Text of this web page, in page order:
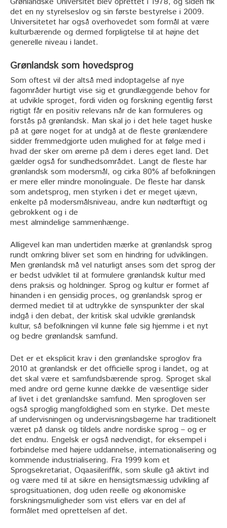
det en ny styrelseslov og sin første bestyrelse i 2009.
Universitetet har også overhovedet som formål at være
kulturbærende og dermed forpligtelse til at højne det
generelle niveau i landet.
Grønlandsk som hovedsprog
Som oftest vil der altså med indoptagelse af nye
fagområder hurtigt vise sig et grundlæggende behov for
at udvikle sproget, fordi viden og forskning egentlig først
rigtigt får en positiv relevans når de kan formuleres og
forstås på grønlandsk. Man skal jo i det hele taget huske
på at gøre noget for at undgå at de fleste grønlændere
sidder fremmedgjorte uden mulighed for at følge med i
hvad der sker om ørerne på dem i deres eget land. Det
gælder også for sundhedsområdet. Langt de fleste har
grønlandsk som modersmål, og cirka 80% af befolkningen
er mere eller mindre monolinguale. De fleste har dansk
som andetsprog, men styrken i det er meget ujævn,
enkelte på modersmålsniveau, andre kun nødtørftigt og
gebrokkent og i de
mest almindelige sammenhænge.
Alligevel kan man undertiden mærke at grønlandsk sprog
rundt omkring bliver set som en hindring for udviklingen.
Men grønlandsk må vel naturligt anses som det sprog der
er bedst udviklet til at formulere grønlandsk kultur med
dens praksis og holdninger. Sprog og kultur er formet af
hinanden i en gensidig proces, og grønlandsk sprog er
dermed mediet til at udtrykke de synspunkter der skal
indgå i den debat, der kritisk skal udvikle grønlandsk
kultur, så befolkningen vil kunne føle sig hjemme i et nyt
og bedre grønlandsk samfund.
Det er et eksplicit krav i den grønlandske sproglov fra
2010 at grønlandsk er det officielle sprog i landet, og at
det skal være et samfundsbærende sprog. Sproget skal
med andre ord gerne kunne dække de væsentlige sider
af livet i det grønlandske samfund. Men sprogloven ser
også sproglig mangfoldighed som en styrke. Det meste
af undervisningen og undervisningsbøgerne har traditionelt
været på dansk og tildels andre nordiske sprog – og er
det endnu. Engelsk er også nødvendigt, for eksempel i
forbindelse med højere uddannelse, internationalisering og
kommende industrialisering. Fra 1999 kom et
Sprogsekretariat, Oqaasileriffik, som skulle gå aktivt ind
og være med til at sikre en hensigtsmæssig udvikling af
sprogsituationen, dog uden reelle og økonomiske
forskningsmuligheder som vist ellers var en del af
formålet med oprettelsen af det.